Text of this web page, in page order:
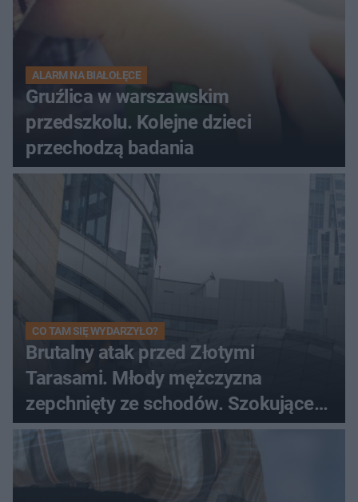
ALARM NA BIAŁOŁĘCE
Gruźlica w warszawskim
przedszkolu. Kolejne dzieci
przechodzą badania
CO TAM SIĘ WYDARZYŁO?
Brutalny atak przed Złotymi
Tarasami. Młody mężczyzna
zepchnięty ze schodów. Szokujące
nagranie krąży po sieci